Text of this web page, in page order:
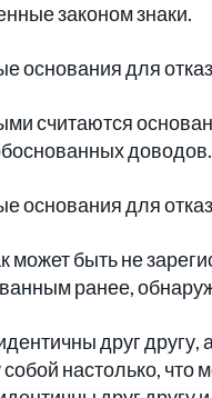
законом знаки.
основания для
считаются
доводов.
основания для
может быть не
ранее,
друг
настолько, что